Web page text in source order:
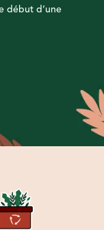
début d’une